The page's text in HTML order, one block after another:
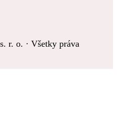
r. o. · Všetky práva